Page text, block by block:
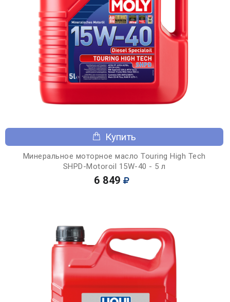
Купить
Минеральное моторное масло Touring High Tech
SHPD-Motoroil 15W-40 - 5 л
6 849